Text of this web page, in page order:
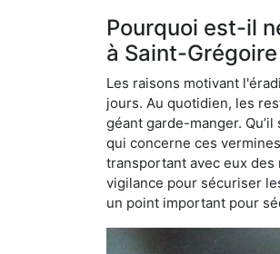
Pourquoi est-il
à Saint-Grégoire
Les raisons motivant
jours. Au quotidien, les
géant garde-manger.
qui concerne ces
transportant avec eux
vigilance pour sécuriser
un point important pour